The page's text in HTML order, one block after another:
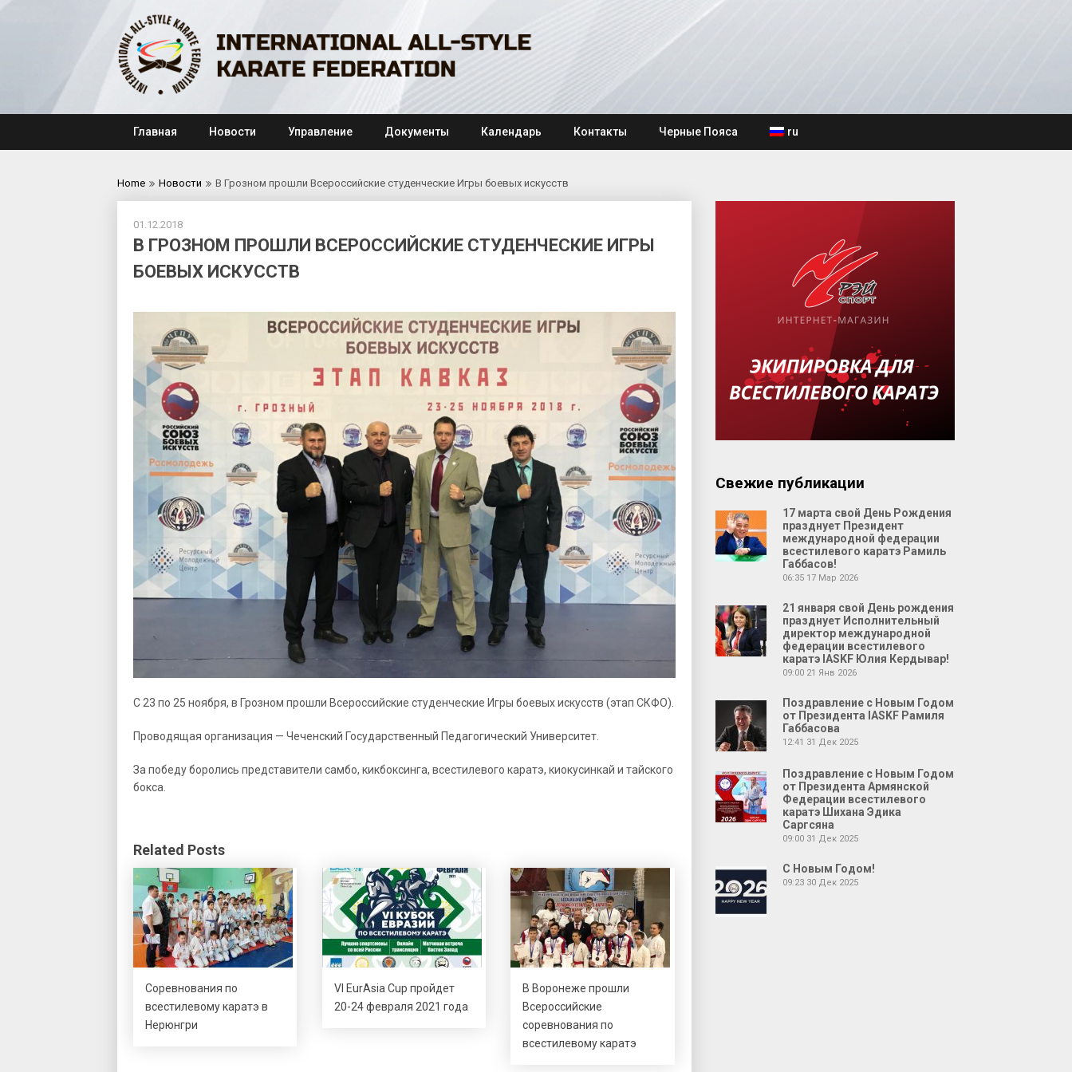
Главная Новости Управление Документы Календарь Контакты Черные Пояса ru
Home Новости В Грозном прошли Всероссийские студенческие Игры боевых искусств
01.12.2018
В ГРОЗНОМ ПРОШЛИ ВСЕРОССИЙСКИЕ СТУДЕНЧЕСКИЕ ИГРЫ
БОЕВЫХ ИСКУССТВ
С 23 по 25 ноября, в Грозном прошли Всероссийские студенческие Игры боевых искусств (этап СКФО).
Проводящая организация — Чеченский Государственный Педагогический Университет.
За победу боролись представители самбо, кикбоксинга, всестилевого каратэ, киокусинкай и тайского
бокса.
Related Posts
Соревнования по
всестилевому каратэ в
Нерюнгри
VI EurAsia Cup пройдет
20-24 февраля 2021 года
В Воронеже прошли
Всероссийские
соревнования по
всестилевому каратэ
Свежие публикации
17 марта свой День Рождения
празднует Президент
международной федерации
всестилевого каратэ Рамиль
Габбасов!
06:35 17 Мар 2026
21 января свой День рождения
празднует Исполнительный
директор международной
федерации всестилевого
каратэ IASKF Юлия Кердывар!
09:00 21 Янв 2026
Поздравление с Новым Годом
от Президента IASKF Рамиля
Габбасова
12:41 31 Дек 2025
Поздравление с Новым Годом
от Президента Армянской
Федерации всестилевого
каратэ Шихана Эдика
Саргсяна
09:00 31 Дек 2025
С Новым Годом!
09:23 30 Дек 2025